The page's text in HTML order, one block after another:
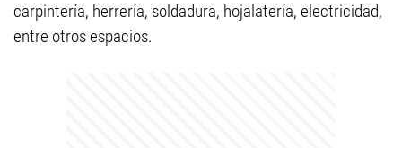
carpintería, herrería, soldadura, hojalatería, electricidad,
entre otros espacios.